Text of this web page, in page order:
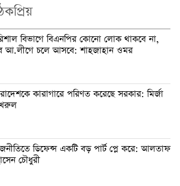
বিভাগে বিএনপির কোনো লোক থাকবে না,
আ.লীগে চলে আসবে: শাহজাহান ওমর
কারাগারে পরিণত করেছে সরকার: মির্জা
ডিফেন্স একটি বড় পার্ট প্লে করে: আলতাফ
চৌধুরী